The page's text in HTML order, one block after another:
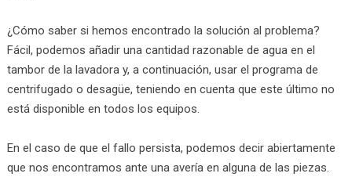
¿Cómo saber si hemos encontrado la solución al problema?
Fácil, podemos añadir una cantidad razonable de agua en el
tambor de la lavadora y, a continuación, usar el programa de
centrifugado o desagüe, teniendo en cuenta que este último no
está disponible en todos los equipos.
En el caso de que el fallo persista, podemos decir abiertamente
que nos encontramos ante una avería en alguna de las piezas.